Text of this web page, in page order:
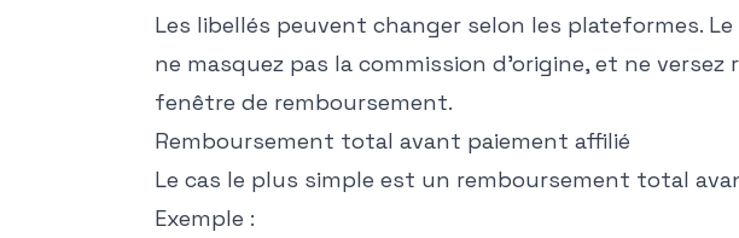
Les libellés peuvent changer selon les plateformes.
ne masquez pas la commission d'origine, et ne versez
fenêtre de remboursement.
Remboursement total avant paiement affilié
Le cas le plus simple est un remboursement total
Exemple :